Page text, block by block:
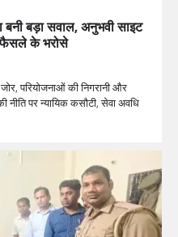
बड़ा सवाल, अनुभवी साइट
फैसले के भरोसे
परियोजनाओं की निगरानी और
पर न्यायिक कसौटी, सेवा अवधि